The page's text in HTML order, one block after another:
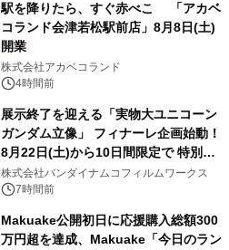
駅を降りたら、すぐ赤べこ 「アカベ
コランド会津若松駅前店」8月8日(土)
開業
株式会社アカベコランド
4時間前
展示終了を迎える「実物大ユニコーン
ガンダム立像」 フィナーレ企画始動！
8月22日(土)から10日間限定で 特別映
像『UNICORN GUNDAM Statue ―
BEYOND POSSIBILITY ―』を上映！
株式会社バンダイナムコフィルムワークス
7時間前
Makuake公開初日に応援購入総額300
万円超を達成、Makuake「今日のラン